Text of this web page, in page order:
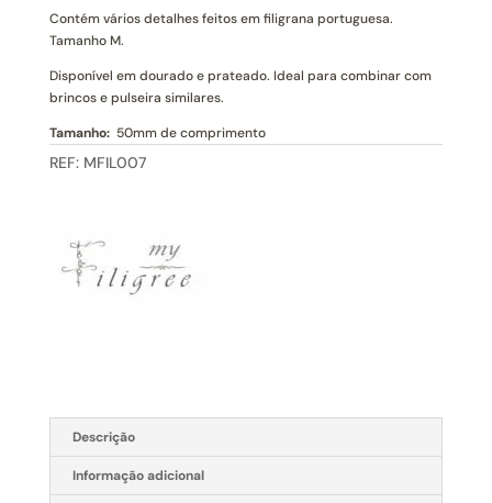
Contém vários detalhes feitos em filigrana portuguesa.
Tamanho M.
Disponível em dourado e prateado. Ideal para combinar com
brincos e pulseira similares.
Tamanho:50mm de comprimento
REF: MFIL007
Descrição
Informação adicional